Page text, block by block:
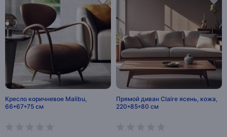
Кресло коричневое Malibu,
66*67*75 см
Прямой диван Claire ясень, кожа,
220*85*80 см